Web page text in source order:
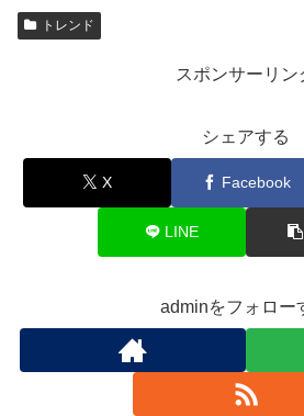
トレンド
スポンサーリン
シェアする
X Facebook
LINE
adminをフォロー